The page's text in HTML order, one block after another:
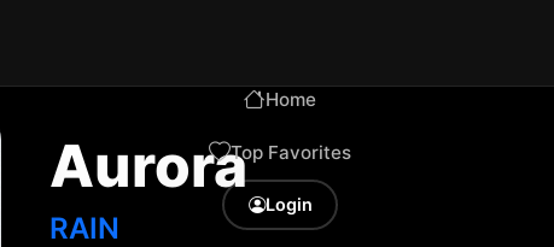
Home
Top Favorites
Login
Aurora
RAIN